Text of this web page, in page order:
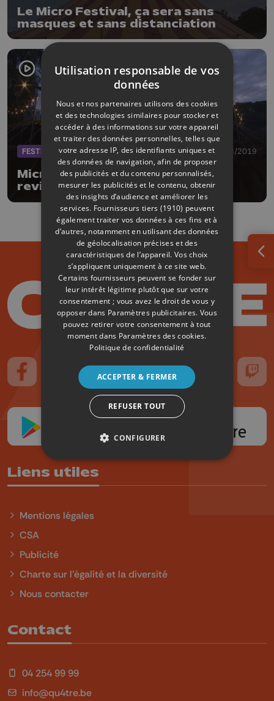
Le Micro Festival, ça sera sans
masques et sans distanciation
FESTIVAL 02/08/2019
Micro Festival : 10 ans et un site
revisité
Suivez-nous sur FaceBook
Suivez-nous sur Instagram
Suivez-nous sur TikTokSuivez-nous sur YouTube
Suivez-nous
Liens utiles
Mentions légales
CSA
Publicité
Charte sur l'égalité et la diversité
Nous contacter
Contact
04 254 99 99
info@qu4tre.be
Utilisation responsable de vos
données
Nous et nos partenaires utilisons des cookies
et des technologies similaires pour stocker et
accéder à des informations sur votre appareil
et traiter des données personnelles, telles que
votre adresse IP, des identifiants uniques et
des données de navigation, afin de proposer
des publicités et du contenu personnalisés,
mesurer les publicités et le contenu, obtenir
des insights d’audience et améliorer les
services. Fournisseurs tiers (1910) peuvent
également traiter vos données à ces fins et à
d’autres, notamment en utilisant des données
de géolocalisation précises et des
caractéristiques de l’appareil. Vos choix
s’appliquent uniquement à ce site web.
Certains fournisseurs peuvent se fonder sur
leur intérêt légitime plutôt que sur votre
consentement ; vous avez le droit de vous y
opposer dans Paramètres publicitaires. Vous
pouvez retirer votre consentement à tout
moment dans Paramètres des cookies.
Politique de confidentialité
ACCEPTER & FERMER
REFUSER TOUT
CONFIGURER